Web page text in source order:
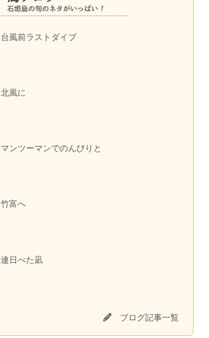
台風前ラストダイブ
北風に
マンツーマンでのんびりと
竹富へ
連日べた凪
ブログ記事一覧